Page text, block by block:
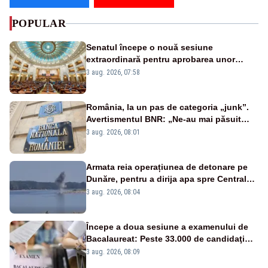
POPULAR
Senatul începe o nouă sesiune
extraordinară pentru aprobarea unor
jaloane din PNRR
3 aug. 2026, 07:58
România, la un pas de categoria „junk”.
Avertismentul BNR: „Ne-au mai păsuit
pentru câteva luni”
3 aug. 2026, 08:01
Armata reia operațiunea de detonare pe
Dunăre, pentru a dirija apa spre Centrala
Cernavodă
3 aug. 2026, 08:04
Începe a doua sesiune a examenului de
Bacalaureat: Peste 33.000 de candidaţi
înscrişi
3 aug. 2026, 08:09